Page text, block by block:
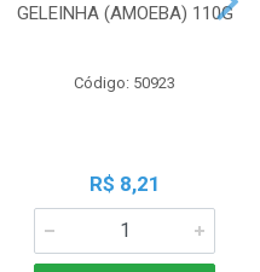
GELEINHA (AMOEBA) 110G
Código: 50923
R$ 8,21